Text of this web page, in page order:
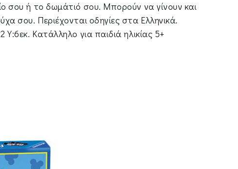
σου ή το δωμάτιό σου. Μπορούν να γίνουν και
σου. Περιέχονται οδηγίες στα Ελληνικά.
Υ:6εκ. Κατάλληλο για παιδιά ηλικίας 5+